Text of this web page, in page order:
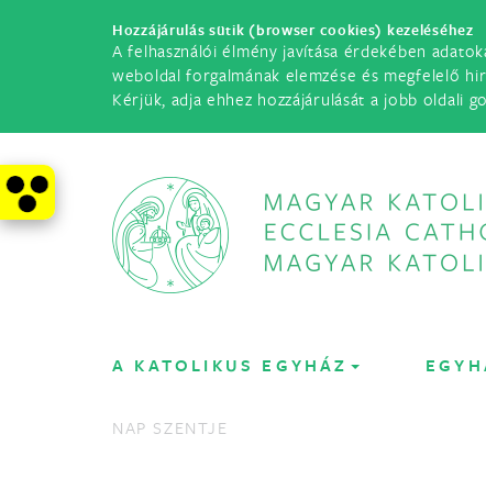
Hozzájárulás sütik (browser cookies) kezeléséhez
A felhasználói élmény javítása érdekében
weboldal forgalmának elemzése és megfelelő
Kérjük, adja ehhez hozzájárulását a jobb oldali
A KATOLIKUS EGYHÁZ
NAP SZENTJE